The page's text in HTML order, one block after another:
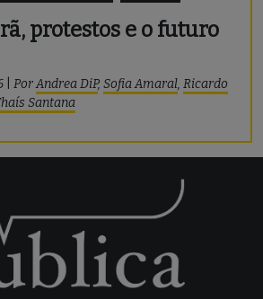
protestos e o futuro
PorAndrea DiP, Sofia Amaral, Ricardo
Santana